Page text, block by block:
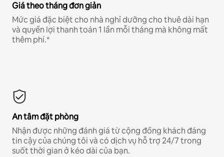
Giá theo tháng đơn giản
Mức giá đặc biệt cho nhà nghỉ dưỡng cho thuê dài hạn
và quyền lợi thanh toán 1 lần mỗi tháng mà không mất
thêm phí.*
An tâm đặt phòng
Nhận được những đánh giá từ cộng đồng khách đáng
tin cậy của chúng tôi và có dịch vụ hỗ trợ 24/7 trong
suốt thời gian ở kéo dài của bạn.